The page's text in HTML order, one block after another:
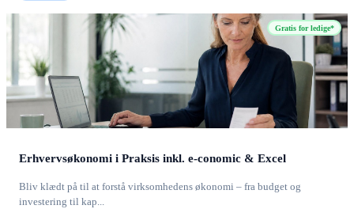
Gratis for ledige*
Erhvervsøkonomi i Praksis inkl. e-conomic & Excel
Bliv klædt på til at forstå virksomhedens økonomi – fra budget og
investering til kap...